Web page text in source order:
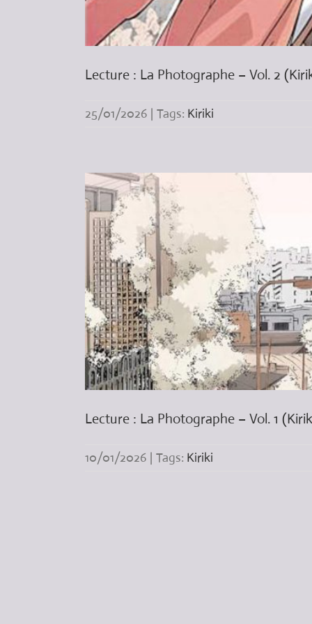
Lecture : La Photographe – Vol. 2
25/01/2026 | Tags: Kiriki
Lecture : La Photographe – Vol. 1
10/01/2026 | Tags: Kiriki